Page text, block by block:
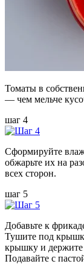
Томаты в
— чем мельче
шаг 4
Сформируйте
обжарьте их на
всех сторон.
шаг 5
Добавьте к
Тушите под
крышку и держите
Подавайте с